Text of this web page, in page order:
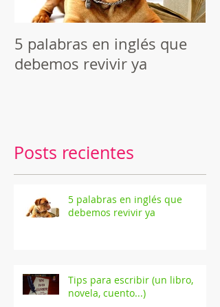
Posts recientes
5 palabras en inglés que
debemos revivir ya
5 palabras en inglés que
debemos revivir ya
Tips para escribir (un libro,
novela, cuento...)